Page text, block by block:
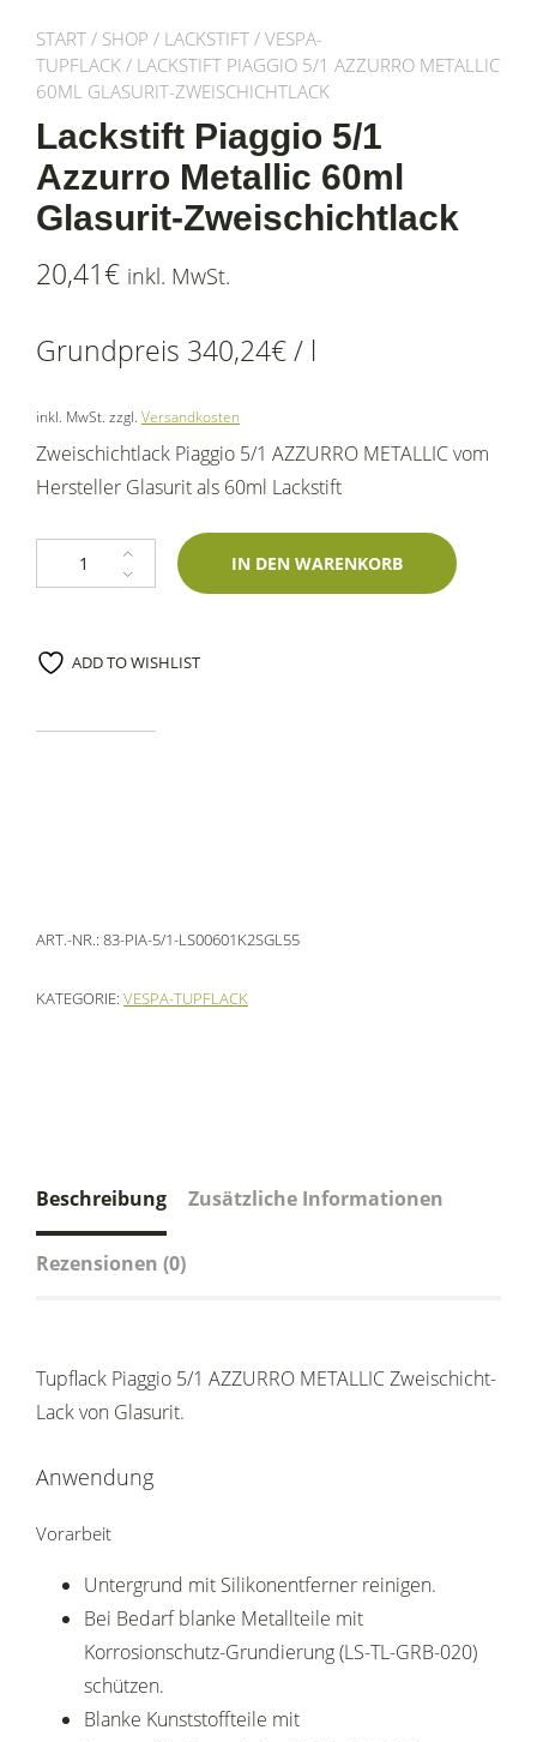
START / SHOP / LACKSTIFT / VESPA-
TUPFLACK / LACKSTIFT PIAGGIO 5/1 AZZURRO METALLIC
60ML GLASURIT-ZWEISCHICHTLACK
Lackstift Piaggio 5/1
Azzurro Metallic 60ml
Glasurit-Zweischichtlack
20,41€ inkl. MwSt.
Grundpreis 340,24€/ l
inkl. MwSt. zzgl. Versandkosten
Zweischichtlack Piaggio 5/1 AZZURRO METALLIC vom
Hersteller Glasurit als 60ml Lackstift
Lackstift Piaggio 5/1 Azzurro Metallic 60ml Glasurit-Zweischichtlack
IN DEN WARENKORB
ADD TO WISHLIST
ART.-NR.: 83-PIA-5/1-LS00601K2SGL55
KATEGORIE: VESPA-TUPFLACK
Beschreibung Zusätzliche Informationen
Rezensionen (0)
Tupflack Piaggio 5/1 AZZURRO METALLIC Zweischicht-
Lack von Glasurit.
Anwendung
Vorarbeit
Untergrund mit Silikonentferner reinigen.
Bei Bedarf blanke Metallteile mit
Korrosionschutz-Grundierung (LS-TL-GRB-020)
schützen.
Blanke Kunststoffteile mit